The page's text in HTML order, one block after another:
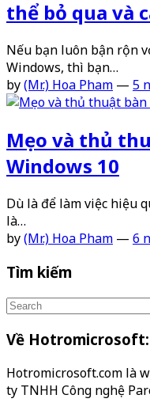
thể bỏ qua và
Nếu bạn luôn bận rộn
Windows, thì bạn…
by(Mr.) Hoa Pham — 5
Mẹo và thủ
Windows 10
Dù là để làm việc hiệu
là…
by(Mr.) Hoa Pham — 6
Tìm kiếm
Về Hotromicrosoft:
Hotromicrosoft.com là
ty TNHH Công nghệ